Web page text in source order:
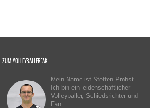
ZUM VOLLEYBALLFREAK
Mein Name ist Steffen Probst.
Ich bin ein leidenschaftlicher
Volleyballer, Schiedsrichter und
Fan.